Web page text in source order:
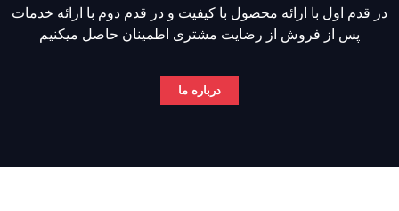
در قدم اول با ارائه محصول با کیفیت و در قدم دوم با ارائه خدمات
پس از فروش از رضایت مشتری اطمینان حاصل میکنیم
درباره ما